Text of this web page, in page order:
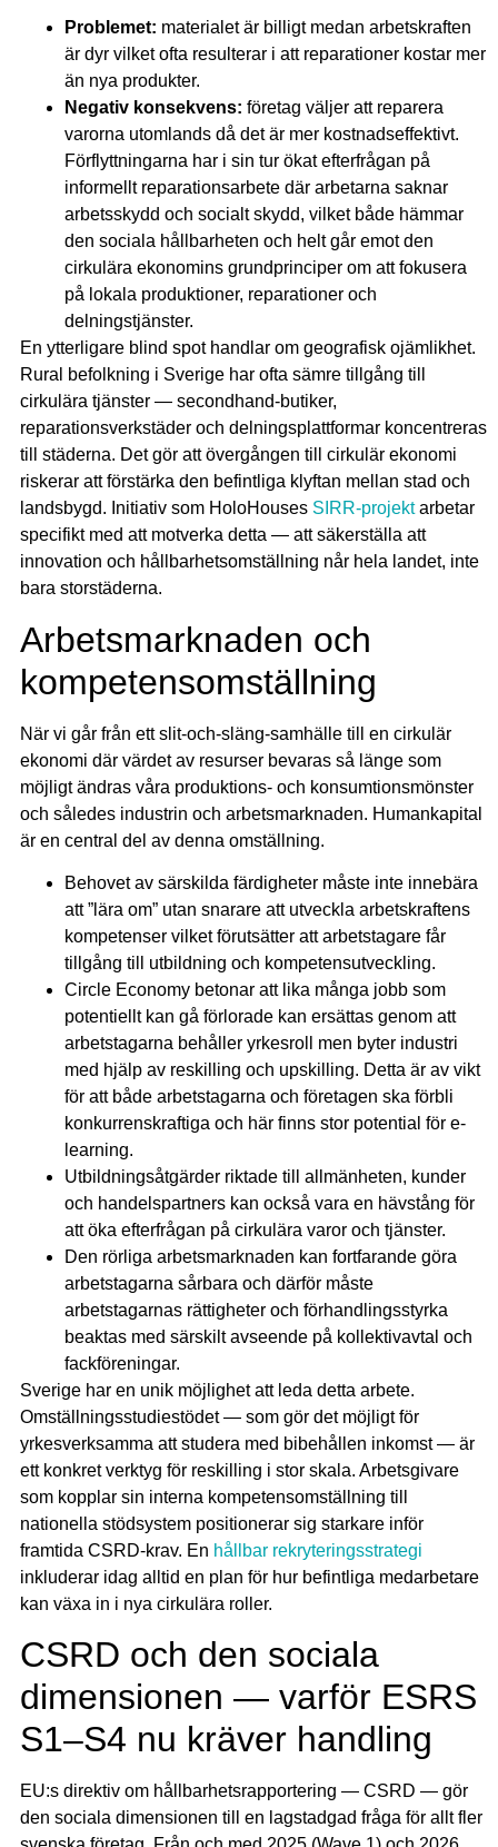
Problemet: materialet är billigt medan arbetskraften
är dyr vilket ofta resulterar i att reparationer kostar mer
än nya produkter.
Negativ konsekvens: företag väljer att reparera
varorna utomlands då det är mer kostnadseffektivt.
Förflyttningarna har i sin tur ökat efterfrågan på
informellt reparationsarbete där arbetarna saknar
arbetsskydd och socialt skydd, vilket både hämmar
den sociala hållbarheten och helt går emot den
cirkulära ekonomins grundprinciper om att fokusera
på lokala produktioner, reparationer och
delningstjänster.
En ytterligare blind spot handlar om geografisk ojämlikhet.
Rural befolkning i Sverige har ofta sämre tillgång till
cirkulära tjänster — secondhand-butiker,
reparationsverkstäder och delningsplattformar koncentreras
till städerna. Det gör att övergången till cirkulär ekonomi
riskerar att förstärka den befintliga klyftan mellan stad och
landsbygd. Initiativ som HoloHouses SIRR-projektarbetar
specifikt med att motverka detta — att säkerställa att
innovation och hållbarhetsomställning når hela landet, inte
bara storstäderna.
Arbetsmarknaden och
kompetensomställning
När vi går från ett slit-och-släng-samhälle till en cirkulär
ekonomi där värdet av resurser bevaras så länge som
möjligt ändras våra produktions- och konsumtionsmönster
och således industrin och arbetsmarknaden. Humankapital
är en central del av denna omställning.
Behovet av särskilda färdigheter måste inte innebära
att ”lära om” utan snarare att utveckla arbetskraftens
kompetenser vilket förutsätter att arbetstagare får
tillgång till utbildning och kompetensutveckling.
Circle Economy betonar att lika många jobb som
potentiellt kan gå förlorade kan ersättas genom att
arbetstagarna behåller yrkesroll men byter industri
med hjälp av reskilling och upskilling. Detta är av vikt
för att både arbetstagarna och företagen ska förbli
konkurrenskraftiga och här finns stor potential för e-
learning.
Utbildningsåtgärder riktade till allmänheten, kunder
och handelspartners kan också vara en hävstång för
att öka efterfrågan på cirkulära varor och tjänster.
Den rörliga arbetsmarknaden kan fortfarande göra
arbetstagarna sårbara och därför måste
arbetstagarnas rättigheter och förhandlingsstyrka
beaktas med särskilt avseende på kollektivavtal och
fackföreningar.
Sverige har en unik möjlighet att leda detta arbete.
Omställningsstudiestödet — som gör det möjligt för
yrkesverksamma att studera med bibehållen inkomst — är
ett konkret verktyg för reskilling i stor skala. Arbetsgivare
som kopplar sin interna kompetensomställning till
nationella stödsystem positionerar sig starkare inför
framtida CSRD-krav. En hållbar rekryteringsstrategi
inkluderar idag alltid en plan för hur befintliga medarbetare
kan växa in i nya cirkulära roller.
CSRD och den sociala
dimensionen — varför ESRS
S1–S4 nu kräver handling
EU:s direktiv om hållbarhetsrapportering — CSRD — gör
den sociala dimensionen till en lagstadgad fråga för allt fler